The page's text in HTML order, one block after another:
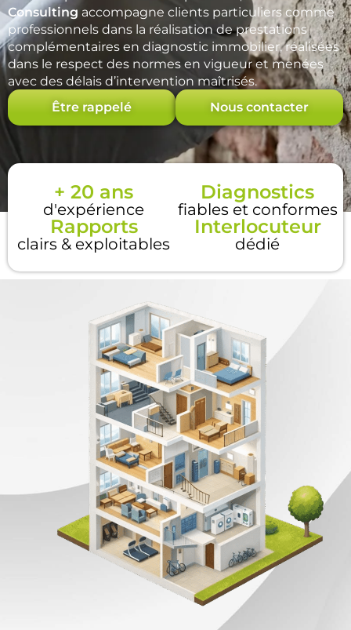
Consulting accompagne clients particuliers comme
professionnels dans la réalisation de prestations
complémentaires en diagnostic immobilier, réalisées
dans le respect des normes en vigueur et menées
avec des délais d’intervention maîtrisés.
Être rappelé Nous contacter
+ 20 ans
d'expérience
Diagnostics
fiables et conformes
Rapports
clairs & exploitables
Interlocuteur
dédié